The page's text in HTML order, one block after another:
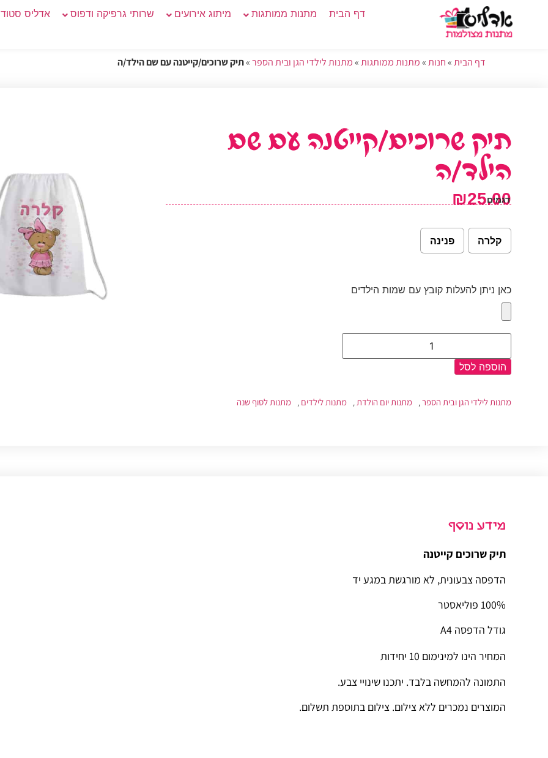
דף הבית מתנות ממותגות מיתוג אירועים שרותי גרפיקה ודפוס אדליס
דף הבית»חנות»מתנות ממותגות»מתנות לילדי הגן ובית הספר»תיק שרוכים/קייטנה עם שם הילד/ה
תיק שרוכים/קייטנה עם שם
הילד/ה
₪25.00
מתנות לילדי הגן ובית הספר , מתנות יום הולדת , מתנות לילדים , מתנות לסוף שנה
דגמים
קלרה פנינה
כאן ניתן להעלות קובץ עם שמות הילדים
הוספה לסל
מידע נוסף
תיק שרוכים קייטנה
הדפסה צבעונית, לא מורגשת במגע יד
100% פוליאסטר
גודל הדפסה A4
המחיר הינו למינימום 10 יחידות
התמונה להמחשה בלבד. יתכנו שינויי צבע.
המוצרים נמכרים ללא צילום. צילום בתוספת תשלום.